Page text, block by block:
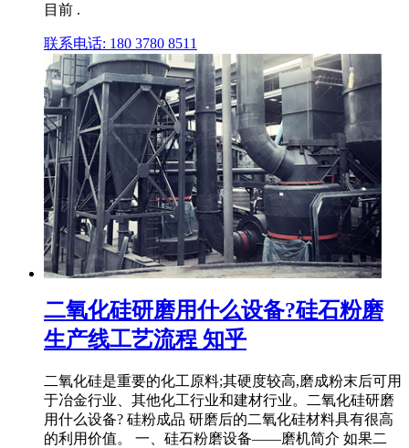
目前 .
联系电话: 180 3780 8511
二氧化硅研磨用什么设备?硅石粉磨
生产线工艺流程 知乎
二氧化硅是重要的化工原料;其硬度较高,磨成粉末后可用
于冶金行业、其他化工行业和建材行业。二氧化硅研磨
用什么设备? 硅粉成品 研磨后的二氧化硅材料具有很高
的利用价值。 一、硅石粉磨设备——磨机简介 如果二